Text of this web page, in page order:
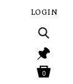
LOGIN
0